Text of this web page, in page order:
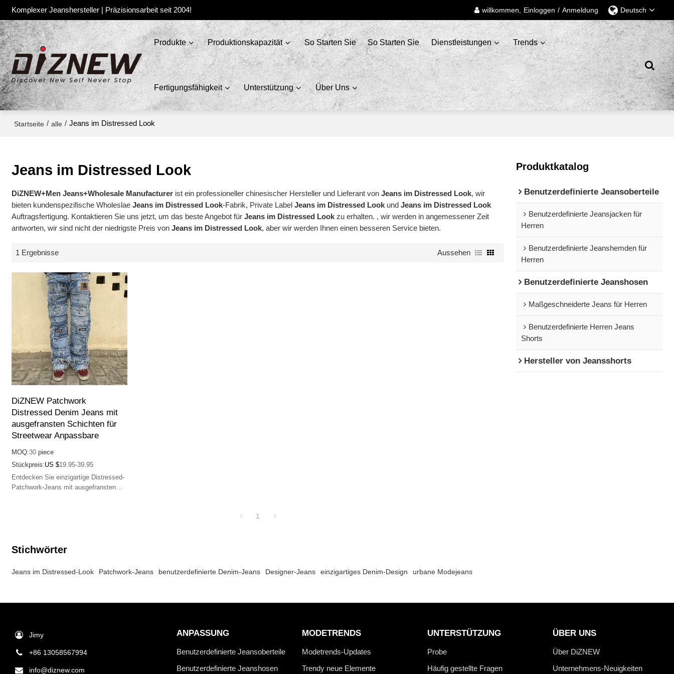
Komplexer Jeanshersteller | Präzisionsarbeit seit 2004! willkommen, Einloggen / Anmeldung Deutsch
Produkte Produktionskapazität So Starten Sie So Starten Sie Dienstleistungen Trends
Fertigungsfähigkeit Unterstützung Über Uns
Startseite / alle / Jeans im Distressed Look
Jeans im Distressed Look
DiZNEW+Men Jeans+Wholesale Manufacturer ist ein professioneller chinesischer Hersteller und Lieferant vonJeans im Distressed Look, wir
bieten kundenspezifische WholeslaeJeans im Distressed Look-Fabrik, Private LabelJeans im Distressed Look undJeans im Distressed Look
Auftragsfertigung. Kontaktieren Sie uns jetzt, um das beste Angebot fürJeans im Distressed Look zu erhalten. , wir werden in angemessener Zeit
antworten, wir sind nicht der niedrigste Preis vonJeans im Distressed Look, aber wir werden Ihnen einen besseren Service bieten.
1 Ergebnisse Aussehen
DiZNEW Patchwork
Distressed Denim Jeans mit
ausgefransten Schichten für
Streetwear Anpassbare
MOQ:30 piece
Stückpreis:US $19.95-39.95
Entdecken Sie einzigartige Distressed-
Patchwork-Jeans mit ausgefransten
1
Stichwörter
Jeans im Distressed-Look Patchwork-Jeans benutzerdefinierte Denim-Jeans Designer-Jeans einzigartiges Denim-Design urbane Modejeans
Produktkatalog
Benutzerdefinierte Jeansoberteile
Benutzerdefinierte Jeansjacken für
Herren
Benutzerdefinierte Jeanshemden für
Herren
Benutzerdefinierte Jeanshosen
Maßgeschneiderte Jeans für Herren
Benutzerdefinierte Herren Jeans
Shorts
Hersteller von Jeansshorts
Jimy
+86 13058567994
info@diznew.com
ANPASSUNG
Benutzerdefinierte Jeansoberteile
Benutzerdefinierte Jeanshosen
MODETRENDS
Modetrends-Updates
Trendy neue Elemente
UNTERSTÜTZUNG
Probe
Häufig gestellte Fragen
ÜBER UNS
Über DiZNEW
Unternehmens-Neuigkeiten